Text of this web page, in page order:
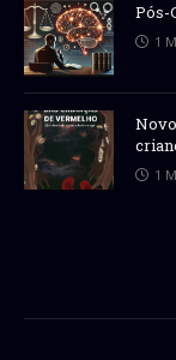
Pós-
1
1